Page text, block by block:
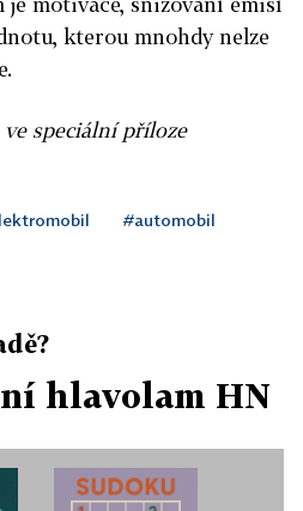
kterou mnohdy nelze
speciální příloze
#automobil
hlavolam HN